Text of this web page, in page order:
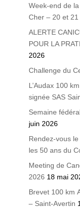
Week-end de
Cher – 20 et 21
ALERTE
POUR LA
2026
Challenge du
L’Audax 100
signée SAS
Semaine
juin 2026
Rendez-vous
les 50 ans du
Meeting de
2026 18 mai
Brevet 100 km
– Saint-Avertin